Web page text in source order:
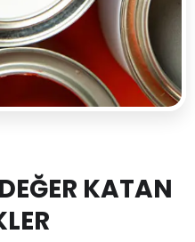
KATAN